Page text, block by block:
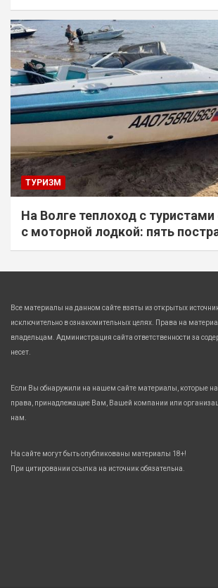
ТУРИЗМ
На Волге теплоход с туристами
с моторной лодкой: пять
Все материалы на данном сайте взяты из открытых
исключительно в ознакомительных целях. Права на
владельцам. Администрация сайта ответственности за
несет.
Если Вы обнаружили на нашем сайте материалы, которые
права, принадлежащие Вам, Вашей компании или
нам.
На сайте могут быть опубликованы материалы 18+!
При цитировании ссылка на источник обязательна.